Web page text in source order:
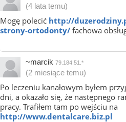
(4 lata temu)
Mogę polecić http://
strony-ortodonty/ fachowa
~marcik 79.184.51.*
(2 miesiące temu)
Po leczeniu kanałowym byłem
dni, a okazało się, że następnego
pracy. Trafiłem tam po wejściu na
http://www.dentalcare.biz.pl